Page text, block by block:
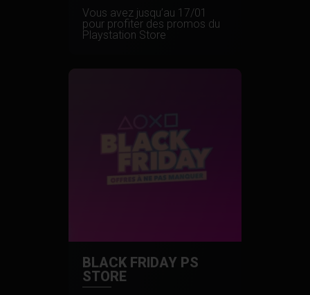
Vous avez jusqu’au 17/01
pour profiter des promos du
Playstation Store
BLACK FRIDAY PS
STORE